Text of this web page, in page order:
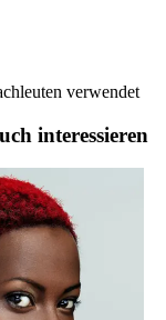
verwendet
interessieren